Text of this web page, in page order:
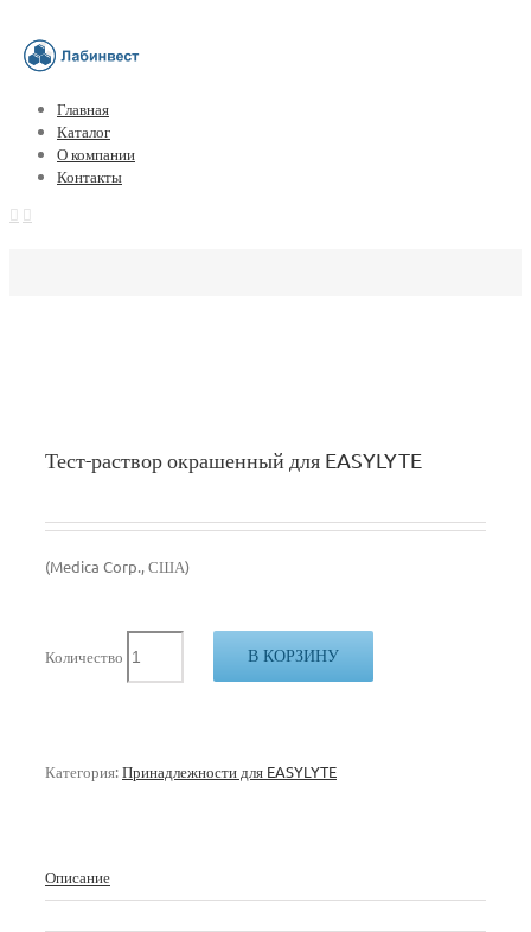
Главная
Каталог
О компании
Контакты
Тест-раствор окрашенный для EASYLYTE
(Medica Corp., США)
Количество В КОРЗИНУ
Категория:Принадлежности для EASYLYTE
Описание